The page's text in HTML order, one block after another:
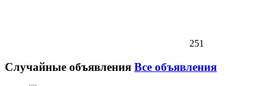
251
Случайные объявления Все объявления